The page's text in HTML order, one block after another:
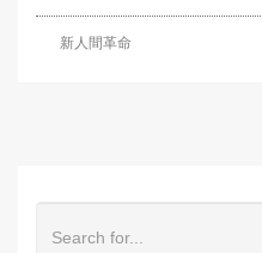
新人間革命